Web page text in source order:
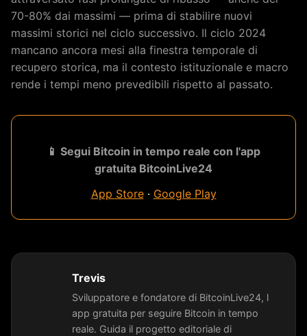
70-80% dai massimi — prima di stabilire nuovi
massimi storici nel ciclo successivo. Il ciclo 2024
mancano ancora mesi alla finestra temporale di
recupero storica, ma il contesto istituzionale e macro
rende i tempi meno prevedibili rispetto al passato.
📱 Segui Bitcoin in tempo reale con l'app
gratuita BitcoinLive24
App Store· Google Play
Trevis
Sviluppatore e fondatore di BitcoinLive24, l
app gratuita per seguire Bitcoin in tempo
reale. Guida il progetto editoriale di